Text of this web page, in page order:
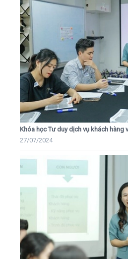
Khóa học Tư duy dịch vụ khách hàng
27/07/2024